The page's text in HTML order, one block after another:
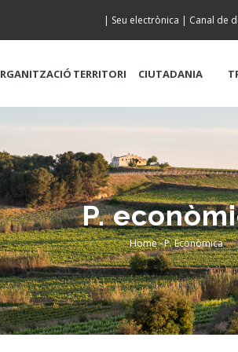
| Seu electrònica | Canal de
TERRITORI CIUTADANIA
P.
Home-P. Econòmica